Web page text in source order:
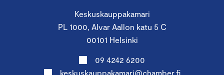
Keskuskauppakamari
PL 1000, Alvar Aallon katu 5 C
00101 Helsinki
09 4242 6200
keskuskauppakamari@chamber.fi